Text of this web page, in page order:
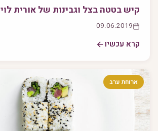
קיש בטטה בצל וגבינות של אורית לוי
09.06.2019
קרא עכשיו
ארוחת ערב